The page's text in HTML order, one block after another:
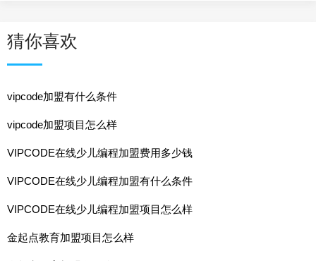
猜你喜欢
vipcode加盟有什么条件
vipcode加盟项目怎么样
VIPCODE在线少儿编程加盟费用多少钱
VIPCODE在线少儿编程加盟有什么条件
VIPCODE在线少儿编程加盟项目怎么样
金起点教育加盟项目怎么样